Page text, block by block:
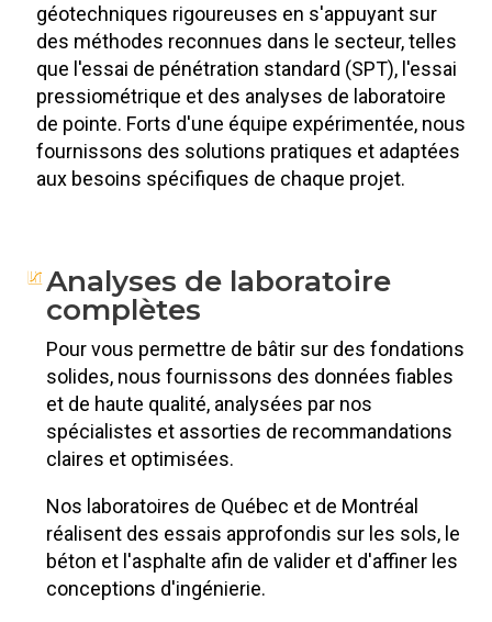
géotechniques rigoureuses en s'appuyant sur
des méthodes reconnues dans le secteur, telles
que l'essai de pénétration standard (SPT), l'essai
pressiométrique et des analyses de laboratoire
de pointe. Forts d'une équipe expérimentée, nous
fournissons des solutions pratiques et adaptées
aux besoins spécifiques de chaque projet.
Analyses de laboratoire
complètes
Pour vous permettre de bâtir sur des fondations
solides, nous fournissons des données fiables
et de haute qualité, analysées par nos
spécialistes et assorties de recommandations
claires et optimisées.
Nos laboratoires de Québec et de Montréal
réalisent des essais approfondis sur les sols, le
béton et l'asphalte afin de valider et d'affiner les
conceptions d'ingénierie.